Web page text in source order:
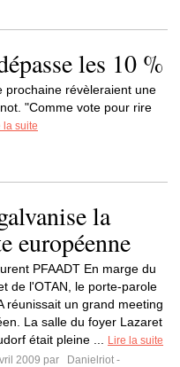
les 10 %
prochaine révèleraient une
"Comme vote pour rire
la suite
la
européenne
PFAADT En marge du
de l'OTAN, le porte-parole
réunissait un grand meeting
La salle du foyer Lazaret
était pleine ...
Lire la suite
2009 par
Danielriot -